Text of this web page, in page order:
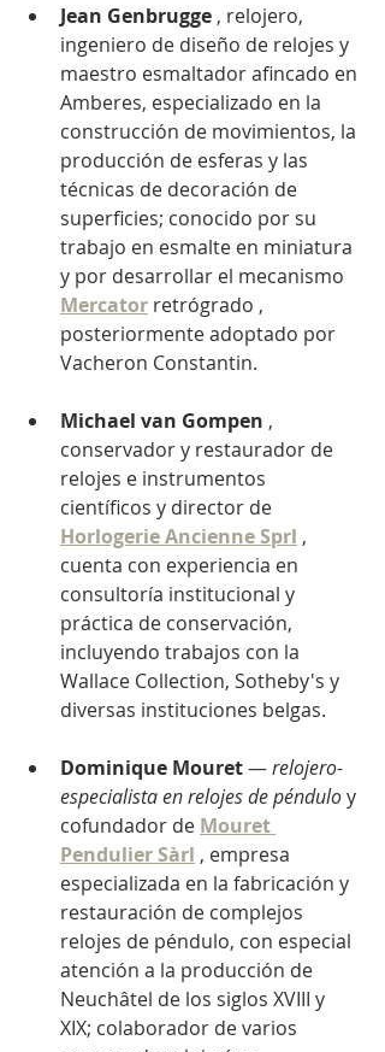
Jean Genbrugge , relojero,
ingeniero de diseño de relojes y
maestro esmaltador afincado en
Amberes, especializado en la
construcción de movimientos, la
producción de esferas y las
técnicas de decoración de
superficies; conocido por su
trabajo en esmalte en miniatura
y por desarrollar el mecanismo
Mercator retrógrado ,
posteriormente adoptado por
Vacheron Constantin.
Michael van Gompen ,
conservador y restaurador de
relojes e instrumentos
científicos y director de
Horlogerie Ancienne Sprl ,
cuenta con experiencia en
consultoría institucional y
práctica de conservación,
incluyendo trabajos con la
Wallace Collection, Sotheby's y
diversas instituciones belgas.
Dominique Mouret—relojero-
especialista en relojes de pénduloy
cofundador de Mouret
Pendulier Sàrl , empresa
especializada en la fabricación y
restauración de complejos
relojes de péndulo, con especial
atención a la producción de
Neuchâtel de los siglos XVIII y
XIX; colaborador de varios